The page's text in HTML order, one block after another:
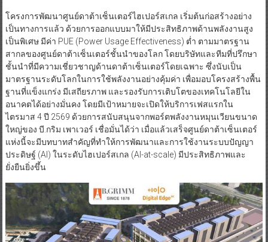
โครงการพัฒนาศูนย์ดาต้าเซ็นเตอร์ไฮเปอร์สเกล เริ่มต้นก่อสร้างอย่าง
เป็นทางการแล้ว ด้วยการออกแบบมาให้มีประสิทธิภาพด้านพลังงานสูง
เป็นพิเศษ มีค่า PUE (Power Usage Effectiveness) ต่ำ ตามมาตรฐาน
สากลของศูนย์ดาต้าเซ็นเตอร์ชั้นนำของโลก โดยบริษัทและทีมที่ปรึกษา
ชั้นนำที่มีความเชี่ยวชาญด้านดาต้าเซ็นเตอร์โดยเฉพาะ ซึ่งนับเป็น
มาตรฐานระดับโลกในการใช้พลังงานอย่างคุ้มค่า เพื่อมอบโครงสร้างพื้น
ฐานที่แข็งแกร่ง มีเสถียรภาพ และรองรับการเติบโตของเทคโนโลยีใน
อนาคตได้อย่างมั่นคง โดยมีเป้าหมายจะเปิดให้บริการเฟสแรกใน
ไตรมาส 4 ปี 2569 ด้วยการสนับสนุนจากพอร์ตพลังงานหมุนเวียนขนาด
ใหญ่ของ บี.กริม เพาเวอร์ เชื่อมั่นได้ว่า เมื่อแล้วเสร็จศูนย์ดาต้าเซ็นเตอร์
แห่งนี้จะมีบทบาทสำคัญที่ทำให้การพัฒนาและการใช้งานระบบปัญญา
ประดิษฐ์ (AI) ในระดับไฮเปอร์สเกล (AI-at-scale) มีประสิทธิภาพและ
ยั่งยืนยิ่งขึ้น